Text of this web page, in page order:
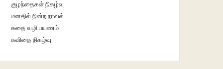
குழந்தைகள் நிகழ்வு
மனதில் நின்ற நாவல்
கதை வழி பயணம்
கவிதை நிகழ்வு